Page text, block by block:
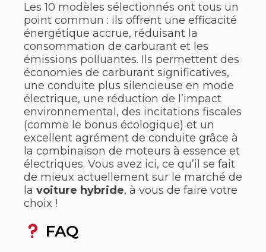
Les 10 modèles sélectionnés ont tous un
point commun : ils offrent une efficacité
énergétique accrue, réduisant la
consommation de carburant et les
émissions polluantes. Ils permettent des
économies de carburant significatives,
une conduite plus silencieuse en mode
électrique, une réduction de l’impact
environnemental, des incitations fiscales
(comme le bonus écologique) et un
excellent agrément de conduite grâce à
la combinaison de moteurs à essence et
électriques. Vous avez ici, ce qu’il se fait
de mieux actuellement sur le marché de
la voiture hybride, à vous de faire votre
choix !
FAQ